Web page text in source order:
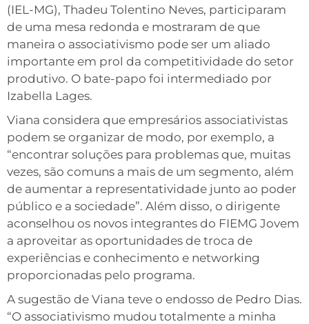
(IEL-MG), Thadeu Tolentino Neves, participaram
de uma mesa redonda e mostraram de que
maneira o associativismo pode ser um aliado
importante em prol da competitividade do setor
produtivo. O bate-papo foi intermediado por
Izabella Lages.
Viana considera que empresários associativistas
podem se organizar de modo, por exemplo, a
“encontrar soluções para problemas que, muitas
vezes, são comuns a mais de um segmento, além
de aumentar a representatividade junto ao poder
público e a sociedade”. Além disso, o dirigente
aconselhou os novos integrantes do FIEMG Jovem
a aproveitar as oportunidades de troca de
experiências e conhecimento e networking
proporcionadas pelo programa.
A sugestão de Viana teve o endosso de Pedro Dias.
“O associativismo mudou totalmente a minha